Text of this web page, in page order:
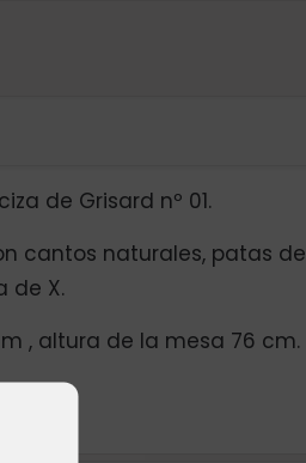
de Grisard nº 01.
cantos naturales, patas de
de X.
, altura de la mesa 76 cm.